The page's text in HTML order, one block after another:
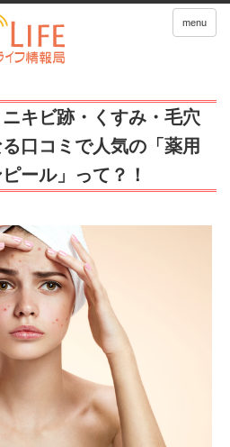
menu
キビ跡・くすみ・毛穴
口コミで人気の「薬用
ール」って？！